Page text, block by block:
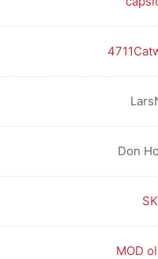
Don
SK
MOD